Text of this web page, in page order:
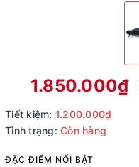
1.850.000₫
Tiết kiệm: 1.200.000₫
Tình trạng: Còn hàng
ĐẶC ĐIỂM NỔI BẬT